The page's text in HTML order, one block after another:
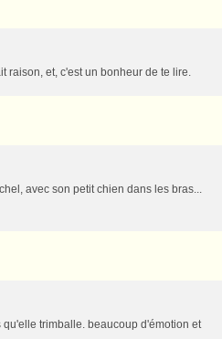
raison, et, c'est un bonheur de te lire.
avec son petit chien dans les bras...
trimballe. beaucoup d'émotion et